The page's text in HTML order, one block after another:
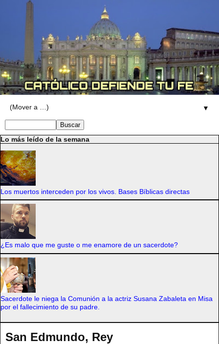
▼
Lo más leído de la semana
Los muertos interceden por los vivos. Bases Bíblicas directas
¿Es malo que me guste o me enamore de un sacerdote?
Sacerdote le niega la Comunión a la actriz Susana Zabaleta en Misa
por el fallecimiento de su padre.
San Edmundo, Rey